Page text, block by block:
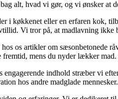
alt, hvad vi gør, og vi ønsker at
i køkkenet eller en erfaren kok,
Vi tror på, at madlavning ikke
os artikler om sæsonbetonede
mens du nyder lækker mad.
indhold stræber vi
hos andre madglade mennesker.